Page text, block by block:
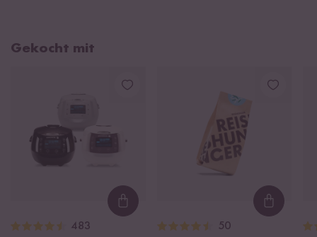
Gekocht mit
Loading...
483 50